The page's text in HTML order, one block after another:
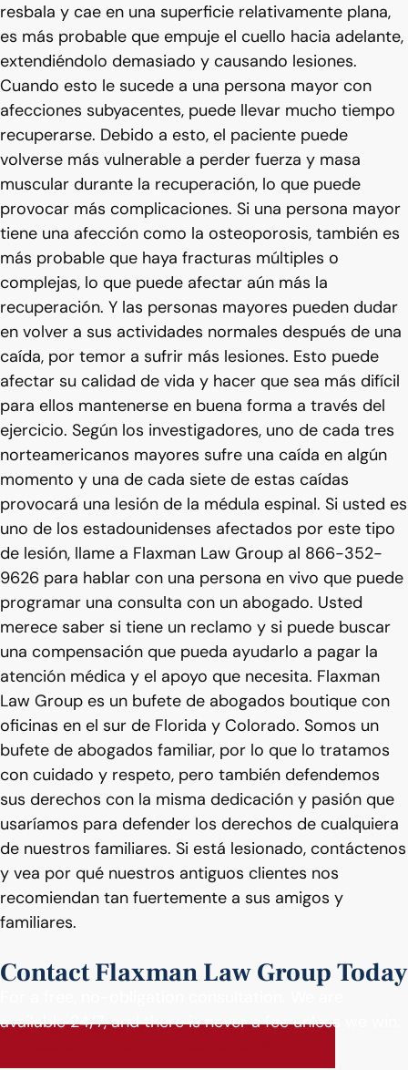
resbala y cae en una superficie relativamente plana,
es más probable que empuje el cuello hacia adelante,
extendiéndolo demasiado y causando lesiones.
Cuando esto le sucede a una persona mayor con
afecciones subyacentes, puede llevar mucho tiempo
recuperarse. Debido a esto, el paciente puede
volverse más vulnerable a perder fuerza y masa
muscular durante la recuperación, lo que puede
provocar más complicaciones. Si una persona mayor
tiene una afección como la osteoporosis, también es
más probable que haya fracturas múltiples o
complejas, lo que puede afectar aún más la
recuperación. Y las personas mayores pueden dudar
en volver a sus actividades normales después de una
caída, por temor a sufrir más lesiones. Esto puede
afectar su calidad de vida y hacer que sea más difícil
para ellos mantenerse en buena forma a través del
ejercicio. Según los investigadores, uno de cada tres
norteamericanos mayores sufre una caída en algún
momento y una de cada siete de estas caídas
provocará una lesión de la médula espinal. Si usted es
uno de los estadounidenses afectados por este tipo
de lesión, llame a Flaxman Law Group al 866-352-
9626 para hablar con una persona en vivo que puede
programar una consulta con un abogado. Usted
merece saber si tiene un reclamo y si puede buscar
una compensación que pueda ayudarlo a pagar la
atención médica y el apoyo que necesita. Flaxman
Law Group es un bufete de abogados boutique con
oficinas en el sur de Florida y Colorado. Somos un
bufete de abogados familiar, por lo que lo tratamos
con cuidado y respeto, pero también defendemos
sus derechos con la misma dedicación y pasión que
usaríamos para defender los derechos de cualquiera
de nuestros familiares. Si está lesionado, contáctenos
y vea por qué nuestros antiguos clientes nos
recomiendan tan fuertemente a sus amigos y
familiares.
Contact Flaxman Law Group Today
available 24/7, and there is never a fee unless we win.